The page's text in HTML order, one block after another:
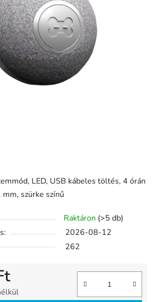
LED, USB kábeles töltés, 4 órán
szürke színű
Raktáron (>5 db)
2026-08-12
262